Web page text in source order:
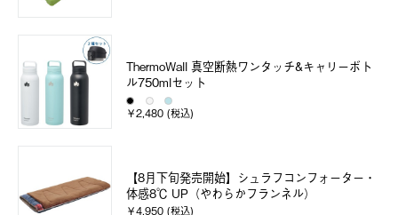
ThermoWall 真空断熱ワンタッチ&キャリーボト
ル750mlセット
￥2,480 (税込)
【8月下旬発売開始】シュラフコンフォーター・
体感8℃ UP（やわらかフランネル）
￥4,950 (税込)